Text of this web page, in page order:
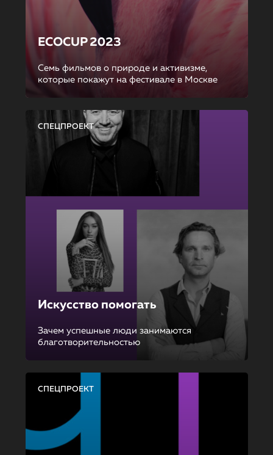
ECOCUP 2023
Семь фильмов о природе и активизме,
которые покажут на фестивале в Москве
СПЕЦПРОЕКТ
Искусство помогать
Зачем успешные люди занимаются
благотворительностью
СПЕЦПРОЕКТ